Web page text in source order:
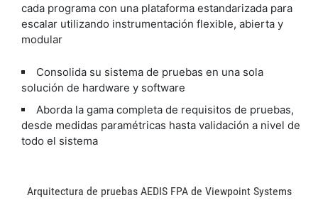
cada programa con una plataforma estandarizada para
escalar utilizando instrumentación flexible, abierta y
modular
Consolida su sistema de pruebas en una sola
solución de hardware y software
Aborda la gama completa de requisitos de pruebas,
desde medidas paramétricas hasta validación a nivel de
todo el sistema
Arquitectura de pruebas AEDIS FPA de Viewpoint Systems